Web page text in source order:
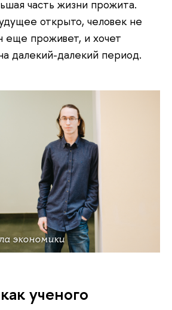
часть жизни прожита.
открыто, человек не
еще проживет, и хочет
далекий-далекий период.
экономики
ученого